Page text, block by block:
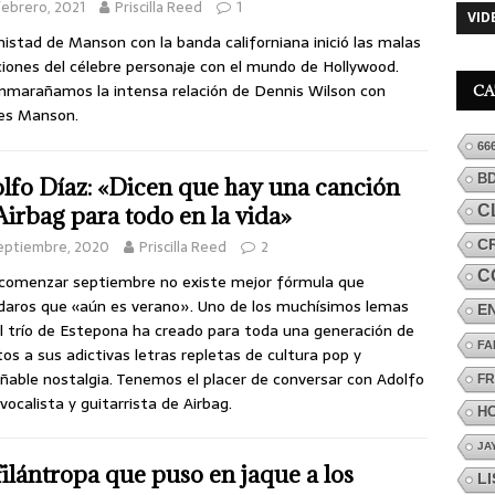
2021 Priscilla Reed 1
de Manson con la banda californiana inició las malas
del célebre personaje con el mundo de Hollywood.
la intensa relación de Dennis Wilson con
Manson.
Díaz: «Dicen que hay una canción
para todo en la vida»
2020 Priscilla Reed 2
septiembre no existe mejor fórmula que
que «aún es verano». Uno de los muchísimos lemas
trío de Estepona ha creado para toda una generación de
a sus adictivas letras repletas de cultura pop y
nostalgia. Tenemos el placer de conversar con Adolfo
y guitarrista de Airbag.
que puso en jaque a los